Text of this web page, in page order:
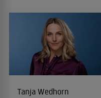
Tanja Wedhorn